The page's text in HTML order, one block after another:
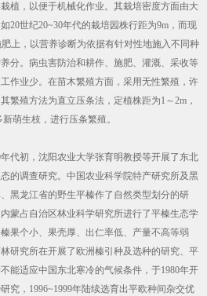
植，以便于机械化作业。其栽培密度方面由大
20世纪20~30年代的栽培园株行距为9m，而现
上，以营养诊断为依据有针对性地施入不同种
分。病虫害防治和耕作、施肥、灌溉、采收等
作业少。在苗木繁殖方面，采用无性繁殖，许
繁殖方法为直立压条法，定植株距为1～2m，
萌生枝，进行压条繁殖。
初，沈阳农业大学张育明教授等开展了东北
的调查研究。中国农业科学院特产研究所及黑
黑龙江省的野生平榛作了自然类型划分的研
蒙占自治区林业科学研究所进行了平榛生态学
果个小、果壳厚、出仁率低、产量不高等弱
研究所在开展了欧洲榛引种及选种的研究、平
能适应中国东北寒冷的气候条件，于1980年开
究，1996~1999年陆续选育出平欧种间杂交优